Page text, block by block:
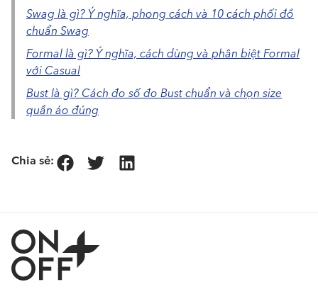
Swag là gì? Ý nghĩa, phong cách và 10 cách phối đồ
chuẩn Swag
Formal là gì? Ý nghĩa, cách dùng và phân biệt Formal
với Casual
Bust là gì? Cách đo số đo Bust chuẩn và chọn size
quần áo đúng
Chia sẻ: